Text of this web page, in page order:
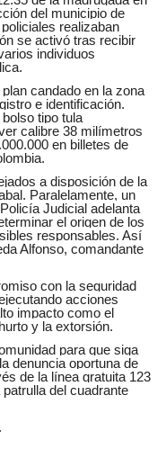
del municipio de
realizaban
se activó tras recibir
individuos
candado en la zona
e identificación.
tipo tula
calibre 38 milímetros
en billetes de
a disposición de la
Paralelamente, un
Judicial adelanta
el origen de los
responsables. Así
Alfonso, comandante
con la seguridad
acciones
impacto como el
y la extorsión.
para que siga
denuncia oportuna de
de la línea gratuita 123
del cuadrante